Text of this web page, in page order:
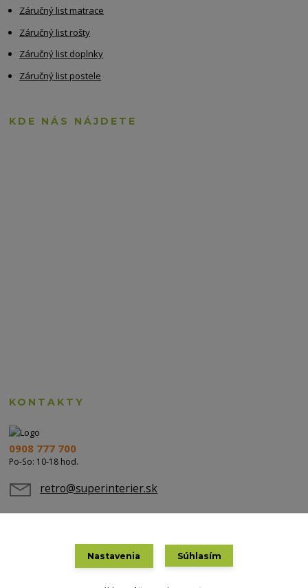
Záručný list matrace
Záručný list rošty
Záručný list doplnky
Záručný list postele
KDE NÁS NÁJDETE
KONTAKTY
0908 777 700
Po-So: 10-18 hod.
retro@superinterier.sk
Nastavenia Súhlasím